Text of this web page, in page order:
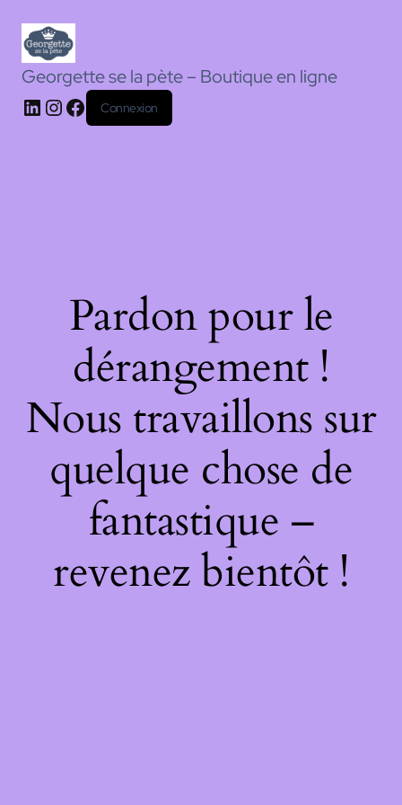
Georgette se la pète – Boutique en ligne
Connexion
Pardon pour le
dérangement !
Nous travaillons sur
quelque chose de
fantastique –
revenez bientôt !